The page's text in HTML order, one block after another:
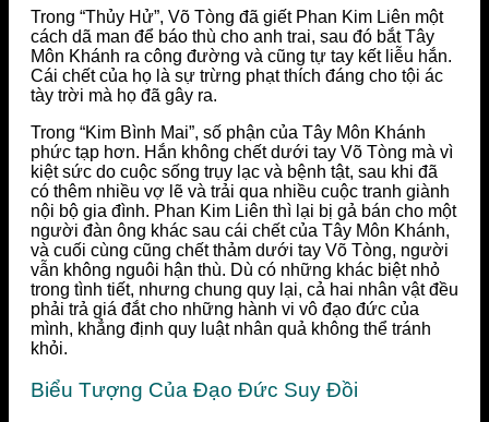
Trong “Thủy Hử”, Võ Tòng đã giết Phan Kim Liên một
cách dã man để báo thù cho anh trai, sau đó bắt Tây
Môn Khánh ra công đường và cũng tự tay kết liễu hắn.
Cái chết của họ là sự trừng phạt thích đáng cho tội ác
tày trời mà họ đã gây ra.
Trong “Kim Bình Mai”, số phận của Tây Môn Khánh
phức tạp hơn. Hắn không chết dưới tay Võ Tòng mà vì
kiệt sức do cuộc sống trụy lạc và bệnh tật, sau khi đã
có thêm nhiều vợ lẽ và trải qua nhiều cuộc tranh giành
nội bộ gia đình. Phan Kim Liên thì lại bị gả bán cho một
người đàn ông khác sau cái chết của Tây Môn Khánh,
và cuối cùng cũng chết thảm dưới tay Võ Tòng, người
vẫn không nguôi hận thù. Dù có những khác biệt nhỏ
trong tình tiết, nhưng chung quy lại, cả hai nhân vật đều
phải trả giá đắt cho những hành vi vô đạo đức của
mình, khẳng định quy luật nhân quả không thể tránh
khỏi.
Biểu Tượng Của Đạo Đức Suy Đồi